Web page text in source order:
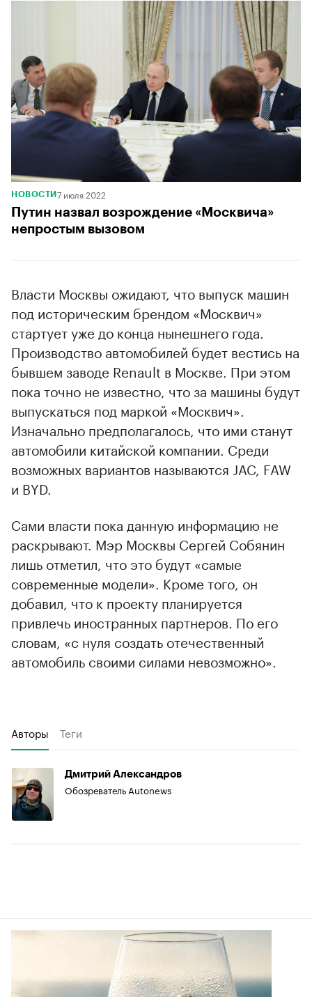
НОВОСТИ 7 июля 2022
Путин назвал возрождение «Москвича»
непростым вызовом
Власти Москвы ожидают, что выпуск машин
под историческим брендом «Москвич»
стартует уже до конца нынешнего года.
Производство автомобилей будет вестись на
бывшем заводе Renault в Москве. При этом
пока точно не известно, что за машины будут
выпускаться под маркой «Москвич».
Изначально предполагалось, что ими станут
автомобили китайской компании. Среди
возможных вариантов называются JAC, FAW
и BYD.
Сами власти пока данную информацию не
раскрывают. Мэр Москвы Сергей Собянин
лишь отметил, что это будут «самые
современные модели». Кроме того, он
добавил, что к проекту планируется
привлечь иностранных партнеров. По его
словам, «с нуля создать отечественный
автомобиль своими силами невозможно».
Авторы Теги
Дмитрий Александров
Обозреватель Autonews